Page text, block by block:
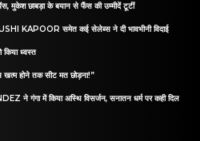
मुकेश छाबड़ा के बयान से फैंस की उम्मीदें टूटीं
KAPOOR समेत कई सेलेब्स ने दी भावभीनी विदाई
किया ध्वस्त
खत्म होने तक सीट मत छोड़ना!”
ने गंगा में किया अस्थि विसर्जन, सनातन धर्म पर कही दिल